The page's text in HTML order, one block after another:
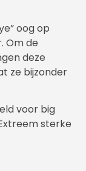
oog op
Om de
deze
ze bijzonder
voor big
sterke